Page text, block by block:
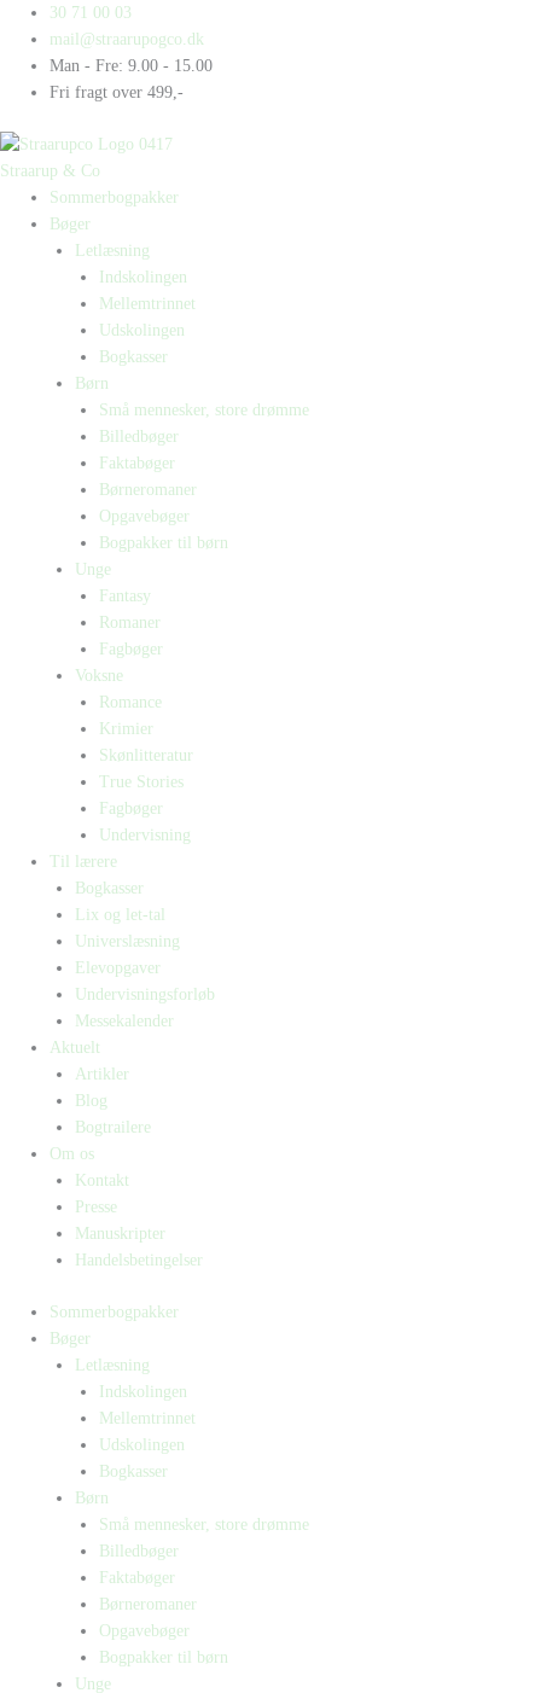
indholdet
30 71 00 03
mail@straarupogco.dk
Man - Fre: 9.00 - 15.00
Fri fragt over 499,-
Straarup & Co
Sommerbogpakker
Bøger
Letlæsning
Indskolingen
Mellemtrinnet
Udskolingen
Bogkasser
Børn
Små mennesker, store drømme
Billedbøger
Faktabøger
Børneromaner
Opgavebøger
Bogpakker til børn
Unge
Fantasy
Romaner
Fagbøger
Voksne
Romance
Krimier
Skønlitteratur
True Stories
Fagbøger
Undervisning
Til lærere
Bogkasser
Lix og let-tal
Universlæsning
Elevopgaver
Undervisningsforløb
Messekalender
Aktuelt
Artikler
Blog
Bogtrailere
Om os
Kontakt
Presse
Manuskripter
Handelsbetingelser
Sommerbogpakker
Bøger
Letlæsning
Indskolingen
Mellemtrinnet
Udskolingen
Bogkasser
Børn
Små mennesker, store drømme
Billedbøger
Faktabøger
Børneromaner
Opgavebøger
Bogpakker til børn
Unge
Products
search
Products
search